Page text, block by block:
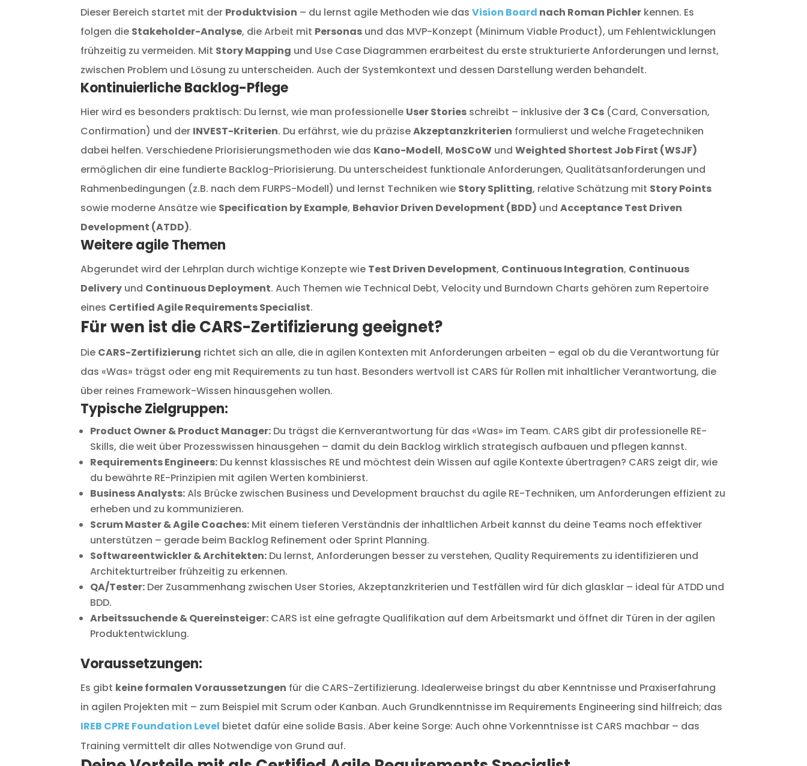
Dieser Bereich startet mit der Produktvision – du lernst agile Methoden wie dasVision Board nach Roman Pichler kennen. Es
folgen die Stakeholder-Analyse, die Arbeit mit Personas und das MVP-Konzept (Minimum Viable Product), um Fehlentwicklungen
frühzeitig zu vermeiden. Mit Story Mapping und Use Case Diagrammen erarbeitest du erste strukturierte Anforderungen und lernst,
zwischen Problem und Lösung zu unterscheiden. Auch der Systemkontext und dessen Darstellung werden behandelt.
Kontinuierliche Backlog-Pflege
Hier wird es besonders praktisch: Du lernst, wie man professionelle User Stories schreibt – inklusive der 3 Cs (Card, Conversation,
Confirmation) und der INVEST-Kriterien. Du erfährst, wie du präziseAkzeptanzkriterien formulierst und welche Fragetechniken
dabei helfen. Verschiedene Priorisierungsmethoden wie das Kano-Modell, MoSCoW undWeighted Shortest Job First (WSJF)
ermöglichen dir eine fundierte Backlog-Priorisierung. Du unterscheidest funktionale Anforderungen, Qualitätsanforderungen und
Rahmenbedingungen (z.B. nach dem FURPS-Modell) und lernst Techniken wie Story Splitting, relative Schätzung mit Story Points
sowie moderne Ansätze wie Specification by Example, Behavior Driven Development (BDD) undAcceptance Test Driven
Development (ATDD).
Weitere agile Themen
Abgerundet wird der Lehrplan durch wichtige Konzepte wie Test Driven Development, Continuous Integration, Continuous
Delivery und Continuous Deployment. Auch Themen wie Technical Debt, Velocity und Burndown Charts gehören zum Repertoire
eines Certified Agile Requirements Specialist.
Für wen ist die CARS-Zertifizierung geeignet?
Die CARS-Zertifizierung richtet sich an alle, die in agilen Kontexten mit Anforderungen arbeiten – egal ob du die Verantwortung für
das «Was» trägst oder eng mit Requirements zu tun hast. Besonders wertvoll ist CARS für Rollen mit inhaltlicher Verantwortung, die
über reines Framework-Wissen hinausgehen wollen.
Typische Zielgruppen:
Product Owner & Product Manager: Du trägst die Kernverantwortung für das «Was» im Team. CARS gibt dir professionelle RE-
Skills, die weit über Prozesswissen hinausgehen – damit du dein Backlog wirklich strategisch aufbauen und pflegen kannst.
Requirements Engineers: Du kennst klassisches RE und möchtest dein Wissen auf agile Kontexte übertragen? CARS zeigt dir, wie
du bewährte RE-Prinzipien mit agilen Werten kombinierst.
Business Analysts:Als Brücke zwischen Business und Development brauchst du agile RE-Techniken, um Anforderungen effizient zu
erheben und zu kommunizieren.
Scrum Master & Agile Coaches: Mit einem tieferen Verständnis der inhaltlichen Arbeit kannst du deine Teams noch effektiver
unterstützen – gerade beim Backlog Refinement oder Sprint Planning.
Softwareentwickler & Architekten: Du lernst, Anforderungen besser zu verstehen, Quality Requirements zu identifizieren und
Architekturtreiber frühzeitig zu erkennen.
QA/Tester: Der Zusammenhang zwischen User Stories, Akzeptanzkriterien und Testfällen wird für dich glasklar – ideal für ATDD und
BDD.
Arbeitssuchende & Quereinsteiger: CARS ist eine gefragte Qualifikation auf dem Arbeitsmarkt und öffnet dir Türen in der agilen
Produktentwicklung.
Voraussetzungen:
Es gibt keine formalen Voraussetzungen für die CARS-Zertifizierung. Idealerweise bringst du aber Kenntnisse und Praxiserfahrung
in agilen Projekten mit – zum Beispiel mit Scrum oder Kanban.Auch Grundkenntnisse im Requirements Engineering sind hilfreich; das
IREB CPRE Foundation Level bietet dafür eine solide Basis. Aber keine Sorge: Auch ohne Vorkenntnisse ist CARS machbar – das
Training vermittelt dir alles Notwendige von Grund auf.